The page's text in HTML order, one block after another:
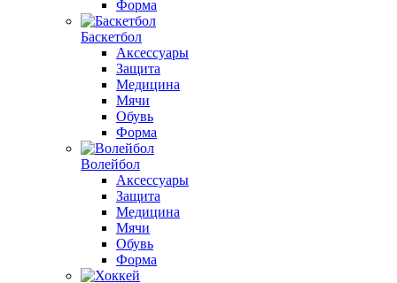
Форма
Баскетбол
Аксессуары
Защита
Медицина
Мячи
Обувь
Форма
Волейбол
Аксессуары
Защита
Медицина
Мячи
Обувь
Форма